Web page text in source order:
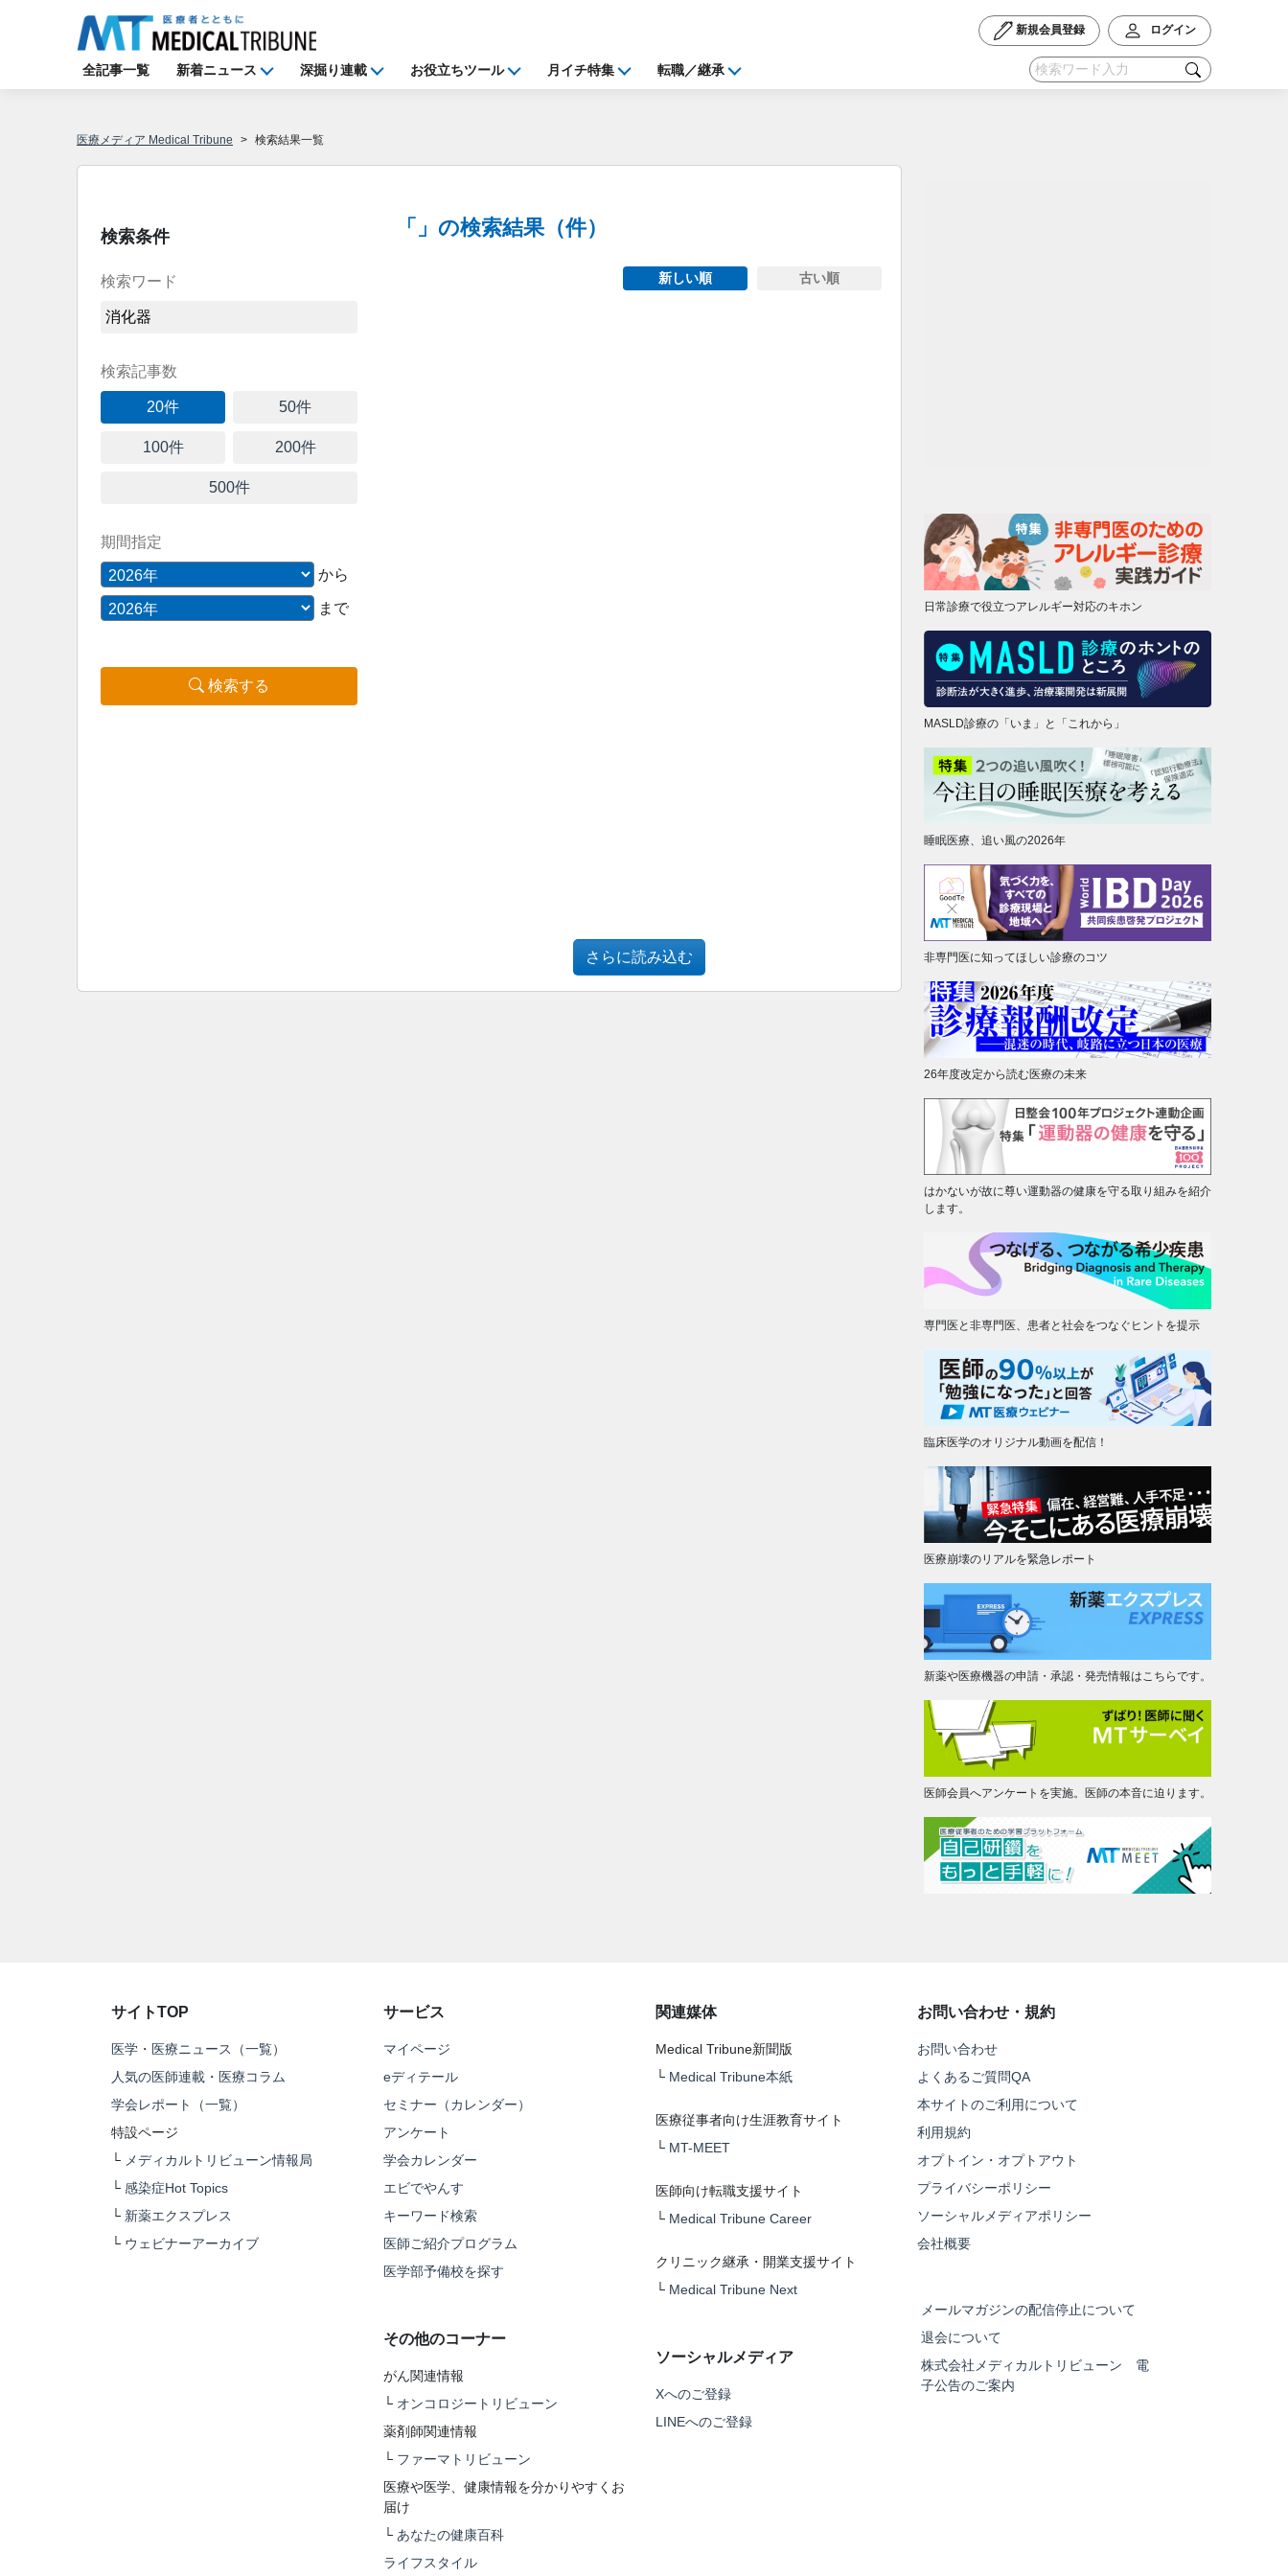
新規会員登録 ログイン
全記事一覧 新着ニュース 深掘り連載 お役立ちツール 月イチ特集 転職／継承
医療メディア Medical Tribune 検索結果一覧
検索条件
検索ワード
検索記事数
20件 50件
100件 200件
500件
期間指定
から
まで
検索する
「 」の検索結果（件）
新しい順 古い順
さらに読み込む
日常診療で役立つアレルギー対応のキホン
MASLD診療の「いま」と「これから」
睡眠医療、追い風の2026年
非専門医に知ってほしい診療のコツ
26年度改定から読む医療の未来
はかないが故に尊い運動器の健康を守る取り組みを紹介
します。
専門医と非専門医、患者と社会をつなぐヒントを提示
臨床医学のオリジナル動画を配信！
医療崩壊のリアルを緊急レポート
新薬や医療機器の申請・承認・発売情報はこちらです。
医師会員へアンケートを実施。医師の本音に迫ります。
サイトTOP
医学・医療ニュース（一覧）
人気の医師連載・医療コラム
学会レポート（一覧）
特設ページ
└ メディカルトリビューン情報局
└ 感染症Hot Topics
└ 新薬エクスプレス
└ ウェビナーアーカイブ
サービス
マイページ
eディテール
セミナー（カレンダー）
アンケート
学会カレンダー
エビでやんす
キーワード検索
医師ご紹介プログラム
医学部予備校を探す
その他のコーナー
がん関連情報
└ オンコロジートリビューン
薬剤師関連情報
└ ファーマトリビューン
医療や医学、健康情報を分かりやすくお
届け
└ あなたの健康百科
ライフスタイル
関連媒体
Medical Tribune新聞版
└ Medical Tribune本紙
医療従事者向け生涯教育サイト
└ MT-MEET
医師向け転職支援サイト
└ Medical Tribune Career
クリニック継承・開業支援サイト
└ Medical Tribune Next
ソーシャルメディア
Xへのご登録
LINEへのご登録
お問い合わせ・規約
お問い合わせ
よくあるご質問QA
本サイトのご利用について
利用規約
オプトイン・オプトアウト
プライバシーポリシー
ソーシャルメディアポリシー
会社概要
メールマガジンの配信停止について
退会について
株式会社メディカルトリビューン 電
子公告のご案内